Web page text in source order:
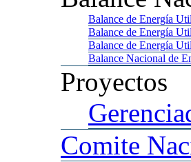
Balance de Energía
Balance de Energía
Balance de Energía
Balance Nacional de
Proyectos
Comite